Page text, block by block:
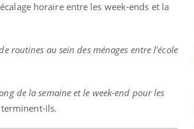
horaire entre les week-ends et la
routines au sein des ménages entre l'école
de la semaine et le week-end pour les
terminent-ils.